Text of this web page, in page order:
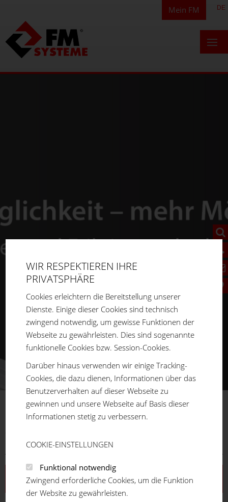
DE
Mein FM
SYSTEME
Gelenke
Winkel 45 Ohne Befestigung
Aluprofilsystem
WIR RESPEKTIEREN IHRE
PRIVATSPHÄRE
Cookies erleichtern die Bereitstellung unserer
Dienste. Einige dieser Cookies sind technisch
zwingend notwendig, um gewisse Funktionen der
Webseite zu gewährleisten. Dies sind sogenannte
funktionelle Cookies bzw. Session-Cookies.
Darüber hinaus verwenden wir einige Tracking-
Cookies, die dazu dienen, Informationen über das
Benutzerverhalten auf dieser Webseite zu
gewinnen und unsere Webseite auf Basis dieser
Informationen stetig zu verbessern.
COOKIE-EINSTELLUNGEN
Funktional notwendig
Zwingend erforderliche Cookies, um die Funktion
der Website zu gewährleisten.